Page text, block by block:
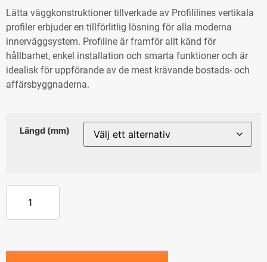
Lätta väggkonstruktioner tillverkade av Profililines vertikala
profiler erbjuder en tillförlitlig lösning för alla moderna
innerväggsystem. Profiline är framför allt känd för
hållbarhet, enkel installation och smarta funktioner och är
idealisk för uppförande av de mest krävande bostads- och
affärsbyggnaderna.
Längd (mm)